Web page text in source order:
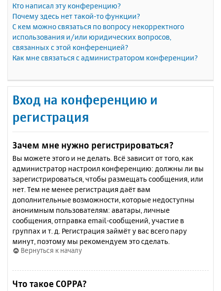
Кто написал эту конференцию?
Почему здесь нет такой-то функции?
С кем можно связаться по вопросу некорректного
использования и/или юридических вопросов,
связанных с этой конференцией?
Как мне связаться с администратором конференции?
Вход на конференцию и
регистрация
Зачем мне нужно регистрироваться?
Вы можете этого и не делать. Всё зависит от того, как
администратор настроил конференцию: должны ли вы
зарегистрироваться, чтобы размещать сообщения, или
нет. Тем не менее регистрация даёт вам
дополнительные возможности, которые недоступны
анонимным пользователям: аватары, личные
сообщения, отправка email-сообщений, участие в
группах и т. д. Регистрация займёт у вас всего пару
минут, поэтому мы рекомендуем это сделать.
Вернуться к началу
Что такое COPPA?